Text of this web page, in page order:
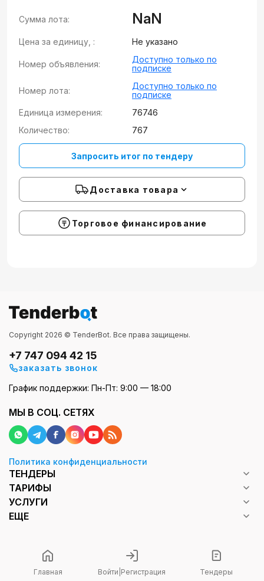
Главная Войти Регистрация Тендеры
Сумма лота: NaN
Цена за единицу, : Не указано
Номер объявления:
Доступно только по
подписке
Номер лота:
Доступно только по
подписке
Единица измерения:
76746
Количество:
767
Запросить итог по тендеру
Доставка товара
Торговое финансирование
Copyright 2026 © TenderBot. Все права защищены.
+7 747 094 42 15
заказать звонок
График поддержки: Пн-Пт: 9:00 — 18:00
МЫ В СОЦ. СЕТЯХ
Политика конфиденциальности
ТЕНДЕРЫ
ТАРИФЫ
УСЛУГИ
ЕЩЕ